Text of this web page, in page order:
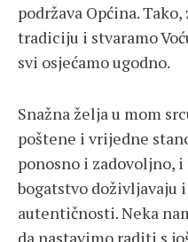
podržava Općina.
tradiciju i stvaramo
svi osjećamo ugodno.
Snažna želja u mom
poštene i vrijedne
ponosno i zadovoljno,
bogatstvo doživljavaju
autentičnosti. Neka